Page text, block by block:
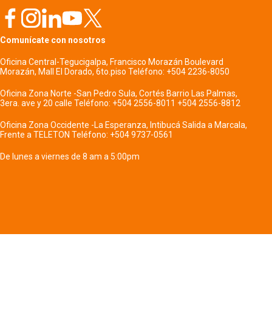
Comunícate con nosotros
Oficina Central-Tegucigalpa, Francisco Morazán Boulevard
Morazán, Mall El Dorado, 6to.piso Teléfono: +504 2236-8050
Oficina Zona Norte -San Pedro Sula, Cortés Barrio Las Palmas,
3era. ave y 20 calle Teléfono: +504 2556-8011 +504 2556-8812
Oficina Zona Occidente -La Esperanza, Intibucá Salida a Marcala,
Frente a TELETON Teléfono: +504 9737-0561
De lunes a viernes de 8 am a 5:00pm